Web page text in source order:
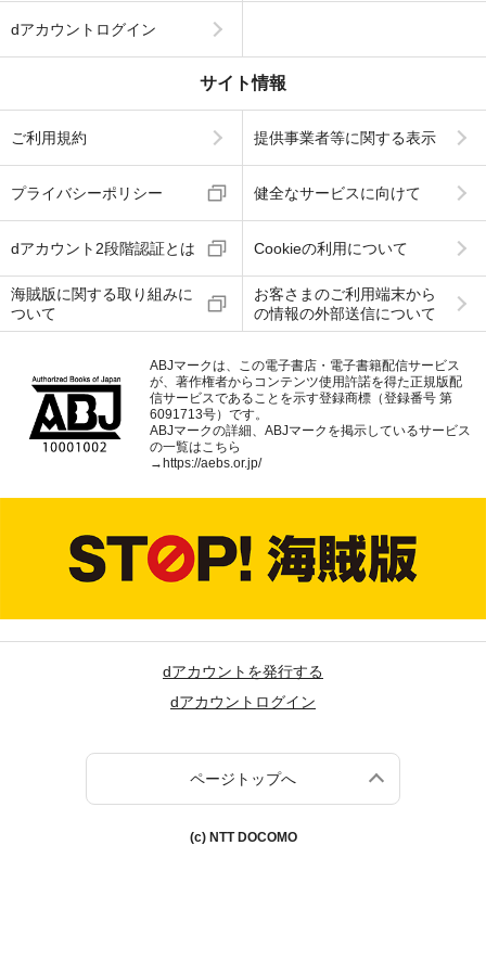
dアカウントログイン
サイト情報
ご利用規約 提供事業者等に関する表示
プライバシーポリシー 健全なサービスに向けて
dアカウント2段階認証とは Cookieの利用について
海賊版に関する取り組みに
ついて
お客さまのご利用端末から
の情報の外部送信について
ABJマークは、この電子書店・電子書籍配信サービス
が、著作権者からコンテンツ使用許諾を得た正規版配
信サービスであることを示す登録商標（登録番号 第
6091713号）です。
ABJマークの詳細、ABJマークを掲示しているサービス
の一覧はこちら
→https://aebs.or.jp/
dアカウントを発行する
dアカウントログイン
ページトップへ
(c) NTT DOCOMO